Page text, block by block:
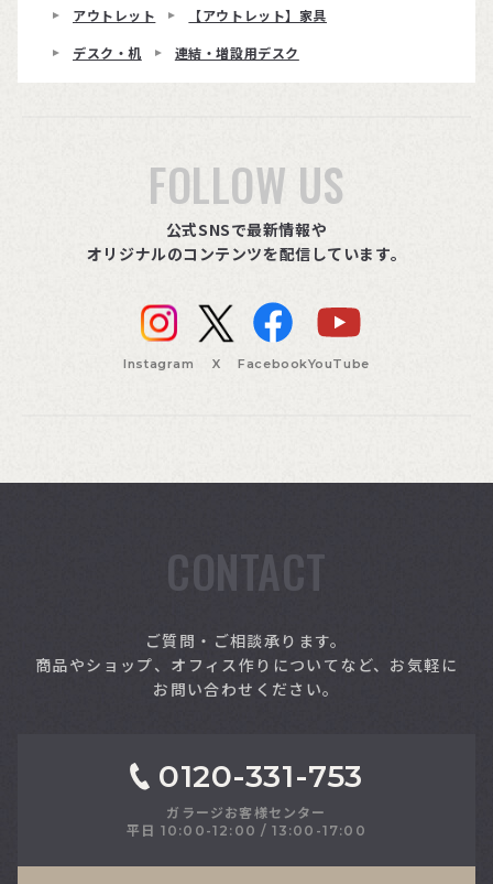
アウトレット
【アウトレット】家具
デスク・机
連結・増設用デスク
FOLLOW US
公式SNSで最新情報や
オリジナルのコンテンツを配信しています。
Instagram X FacebookYouTube
CONTACT
ご質問・ご相談承ります。
商品やショップ、オフィス作りについてなど、お気軽に
お問い合わせください。
0120-331-753
ガラージお客様センター
平日 10:00-12:00 / 13:00-17:00